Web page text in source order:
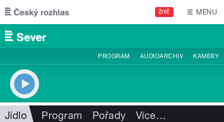
Přejít k hlavnímu obsahu
ŽIVĚ MENU
PROGRAM AUDIOARCHIV KAMERY
Jídlo Program Pořady Více…